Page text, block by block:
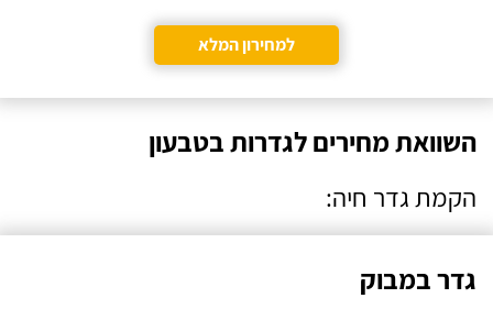
למחירון המלא
השוואת מחירים לגדרות בטבעון
הקמת גדר חיה:
גדר במבוק